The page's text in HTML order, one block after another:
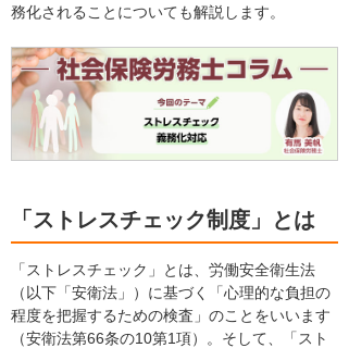
務化されることについても解説します。
「ストレスチェック制度」とは
「ストレスチェック」とは、労働安全衛生法
（以下「安衛法」）に基づく「心理的な負担の
程度を把握するための検査」のことをいいます
（安衛法第66条の10第1項）。そして、「スト